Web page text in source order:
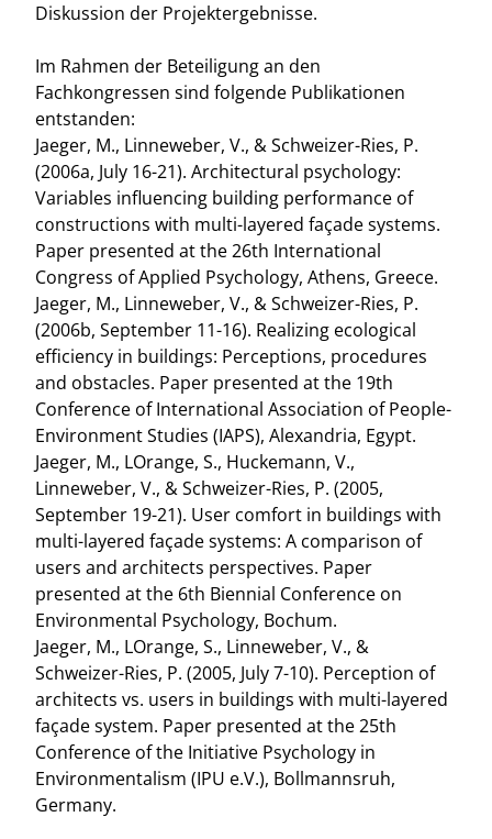
Diskussion der Projektergebnisse.
Im Rahmen der Beteiligung an den
Fachkongressen sind folgende Publikationen
entstanden:
Jaeger, M., Linneweber, V., & Schweizer-Ries, P.
(2006a, July 16-21). Architectural psychology:
Variables influencing building performance of
constructions with multi-layered façade systems.
Paper presented at the 26th International
Congress of Applied Psychology, Athens, Greece.
Jaeger, M., Linneweber, V., & Schweizer-Ries, P.
(2006b, September 11-16). Realizing ecological
efficiency in buildings: Perceptions, procedures
and obstacles. Paper presented at the 19th
Conference of International Association of People-
Environment Studies (IAPS), Alexandria, Egypt.
Jaeger, M., LOrange, S., Huckemann, V.,
Linneweber, V., & Schweizer-Ries, P. (2005,
September 19-21). User comfort in buildings with
multi-layered façade systems: A comparison of
users and architects perspectives. Paper
presented at the 6th Biennial Conference on
Environmental Psychology, Bochum.
Jaeger, M., LOrange, S., Linneweber, V., &
Schweizer-Ries, P. (2005, July 7-10). Perception of
architects vs. users in buildings with multi-layered
façade system. Paper presented at the 25th
Conference of the Initiative Psychology in
Environmentalism (IPU e.V.), Bollmannsruh,
Germany.